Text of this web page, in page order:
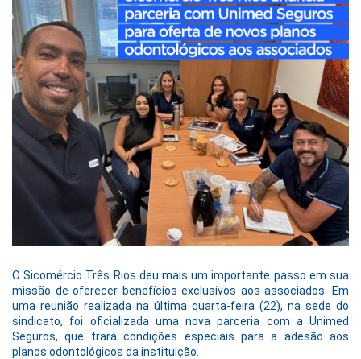
O Sicomércio Três Rios deu mais um importante passo em sua
missão de oferecer benefícios exclusivos aos associados. Em
uma reunião realizada na última quarta-feira (22), na sede do
sindicato, foi oficializada uma nova parceria com a Unimed
Seguros, que trará condições especiais para a adesão aos
planos odontológicos da instituição.